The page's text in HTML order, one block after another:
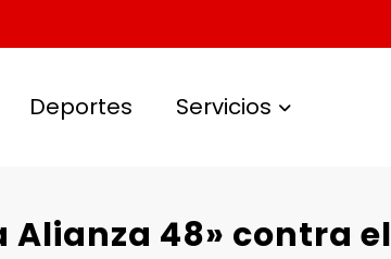
Deportes Servicios
48» contra el